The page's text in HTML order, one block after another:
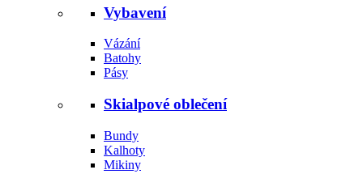
Vybavení
Vázání
Batohy
Pásy
Skialpové oblečení
Bundy
Kalhoty
Mikiny